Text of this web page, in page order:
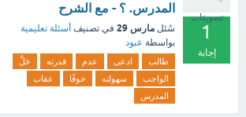
تصويتات
1
إجابة
المدرس. ؟ - مع الشرح
سُئل مارس 29 في تصنيف أسئلة تعليمية
بواسطة عبود
طالب ادعى عدم قدرته
حَلَّ
الواجب
سهولته خوفًا
عقاب
المدرس